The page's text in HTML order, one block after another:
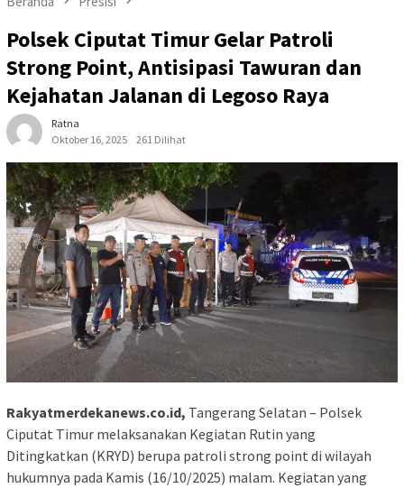
Polsek Ciputat Timur Gelar Patroli
Strong Point, Antisipasi Tawuran dan
Kejahatan Jalanan di Legoso Raya
Ratna
Oktober 16, 2025
261 Dilihat
Rakyatmerdekanews.co.id, Tangerang Selatan – Polsek
Ciputat Timur melaksanakan Kegiatan Rutin yang
Ditingkatkan (KRYD) berupa patroli strong point di wilayah
hukumnya pada Kamis (16/10/2025) malam. Kegiatan yang